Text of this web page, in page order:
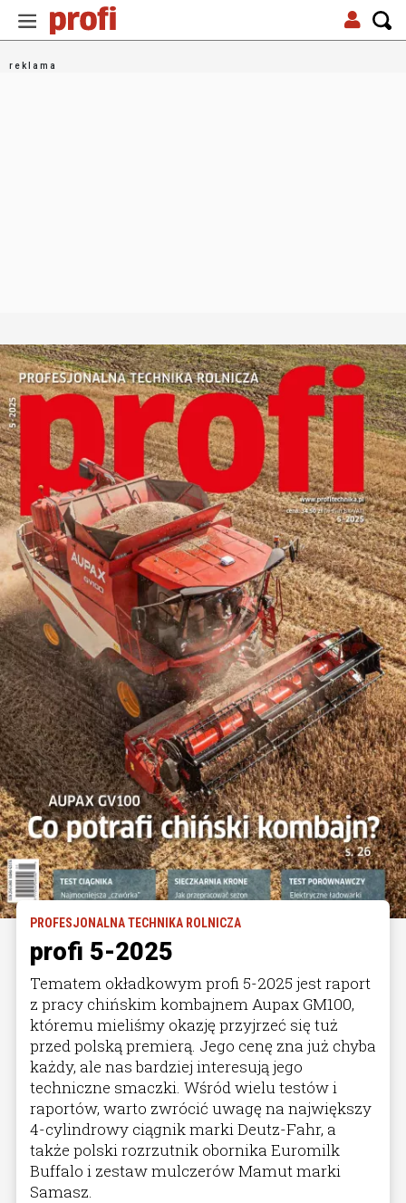
PROFESJONALNA TECHNIKA ROLNICZA
profi 5-2025
Tematem okładkowym profi 5-2025 jest raport
z pracy chińskim kombajnem Aupax GM100,
któremu mieliśmy okazję przyjrzeć się tuż
przed polską premierą. Jego cenę zna już chyba
każdy, ale nas bardziej interesują jego
techniczne smaczki. Wśród wielu testów i
raportów, warto zwrócić uwagę na największy
4-cylindrowy ciągnik marki Deutz-Fahr, a
także polski rozrzutnik obornika Euromilk
Buffalo i zestaw mulczerów Mamut marki
Samasz.